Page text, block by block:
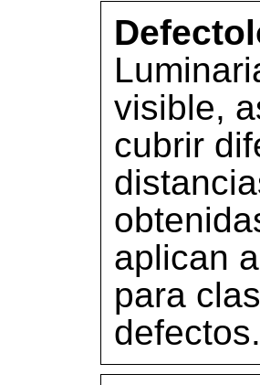
visible,
cubrir
aplican
para
defectos.